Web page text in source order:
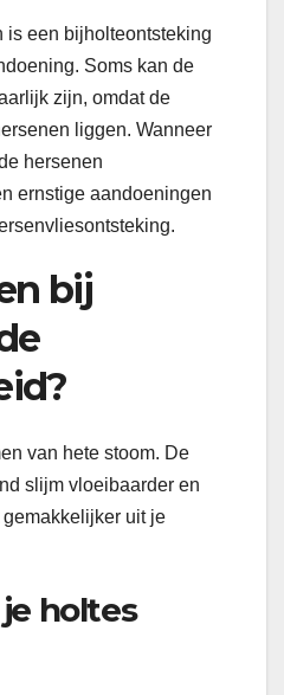
is een bijholteontsteking
Soms kan de
zijn, omdat de
liggen. Wanneer
hersenen
ernstige aandoeningen
bij
van hete stoom. De
slijm vloeibaarder en
uit je
holtes